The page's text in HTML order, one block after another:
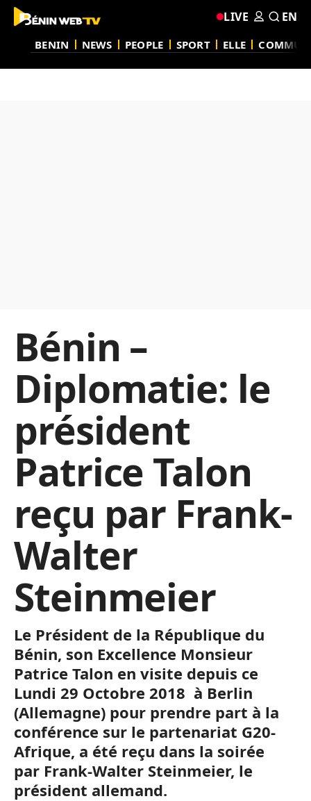
BENIN NEWS PEOPLE SPORT ELLE
LIVE EN
Bénin –
Diplomatie: le
président
Patrice Talon
reçu par Frank-
Walter
Steinmeier
Le Président de la République du
Bénin, son Excellence Monsieur
Patrice Talon en visite depuis ce
Lundi 29 Octobre 2018 à Berlin
(Allemagne) pour prendre part à la
conférence sur le partenariat G20-
Afrique, a été reçu dans la soirée
par Frank-Walter Steinmeier, le
président allemand.